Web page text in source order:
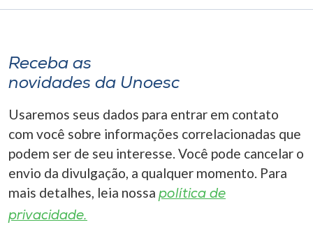
Receba as
novidades da Unoesc
Usaremos seus dados para entrar em contato
com você sobre informações correlacionadas que
podem ser de seu interesse. Você pode cancelar o
envio da divulgação, a qualquer momento. Para
mais detalhes, leia nossa política de
privacidade.